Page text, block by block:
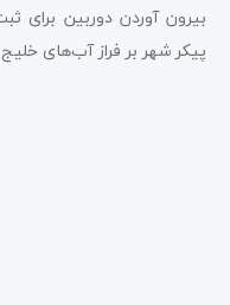
بیرون آوردن دوربین برای
پیکر شهر بر فراز آب‌های